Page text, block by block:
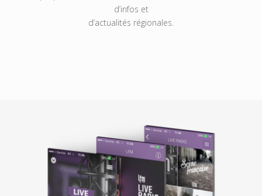
d’infos et
d’actualités régionales.